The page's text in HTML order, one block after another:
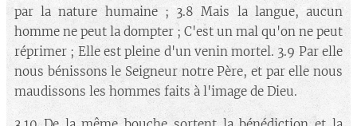
par la nature humaine ; 3.8 Mais la langue, aucun
homme ne peut la dompter ; C'est un mal qu'on ne peut
réprimer ; Elle est pleine d'un venin mortel. 3.9 Par elle
nous bénissons le Seigneur notre Père, et par elle nous
maudissons les hommes faits à l'image de Dieu.